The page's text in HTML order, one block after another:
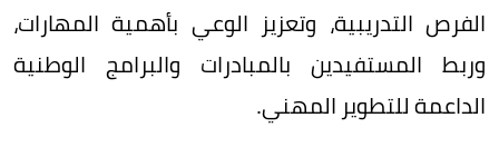
الفرص التدريبية، وتعزيز الوعي بأهمية المهارات،
وربط المستفيدين بالمبادرات والبرامج الوطنية
الداعمة للتطوير المهني.